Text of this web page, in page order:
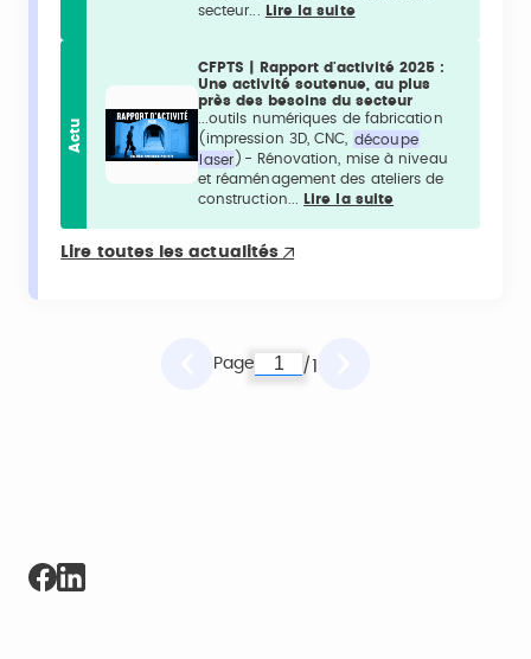
secteur...
Lire la suite
Actu
CFPTS | Rapport d'activité 2025 :
Une activité soutenue, au plus
près des besoins du secteur
...outils numériques de fabrication
(impression 3D, CNC,
découpe
laser )- Rénovation, mise à niveau
et réaménagement des ateliers de
construction...
Lire la suite
Lire toutes les actualités
Page / 1